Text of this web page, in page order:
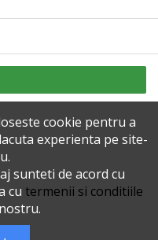
cookie pentru a
experienta pe site-
sunteti de acord cu
cu termenii si conditiile